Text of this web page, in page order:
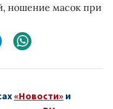
ношение масок при
«Новости» и